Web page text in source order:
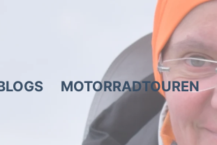
MOTORRADTOUREN